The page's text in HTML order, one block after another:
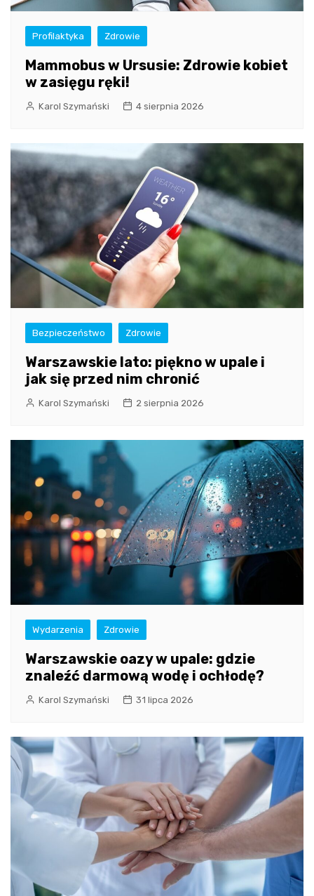
Profilaktyka Zdrowie
Mammobus w Ursusie: Zdrowie kobiet
w zasięgu ręki!
Karol Szymański 4 sierpnia 2026
Bezpieczeństwo Zdrowie
Warszawskie lato: piękno w upale i
jak się przed nim chronić
Karol Szymański 2 sierpnia 2026
Wydarzenia Zdrowie
Warszawskie oazy w upale: gdzie
znaleźć darmową wodę i ochłodę?
Karol Szymański 31 lipca 2026